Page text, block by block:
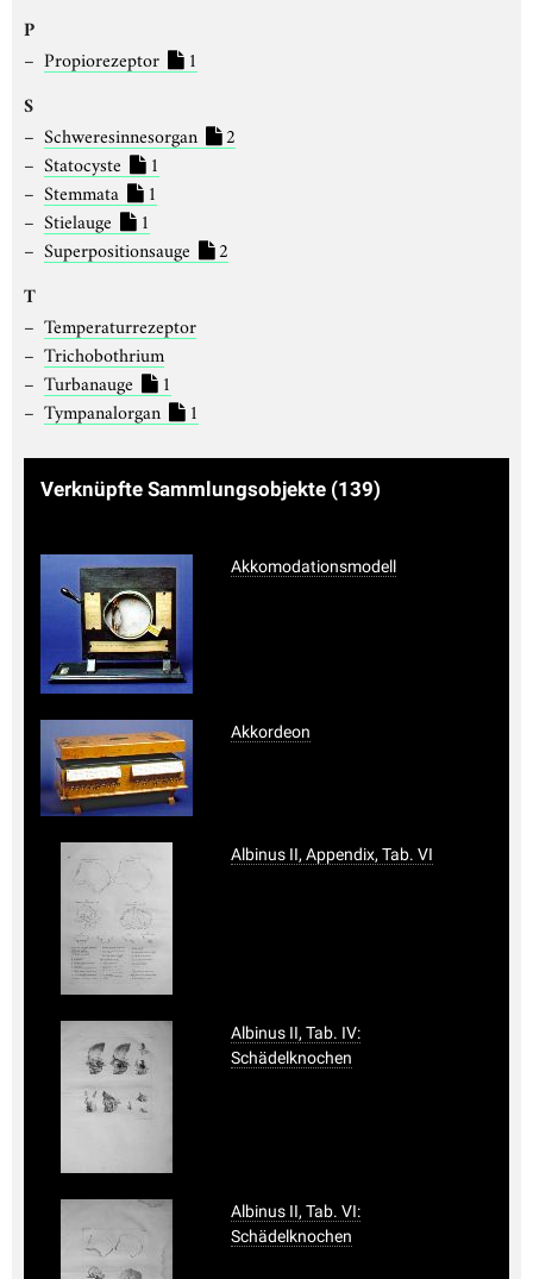
P
Propiorezeptor 1
S
Schweresinnesorgan
2
Statocyste
1
Stemmata
1
Stielauge
1
Superpositionsauge
2
T
Temperaturrezeptor
Trichobothrium
Turbanauge
1
Tympanalorgan
1
Verknüpfte Sammlungsobjekte (139)
Akkomodationsmodell
Akkordeon
Albinus II, Appendix, Tab. VI
Albinus II, Tab. IV:
Schädelknochen
Albinus II, Tab. VI:
Schädelknochen